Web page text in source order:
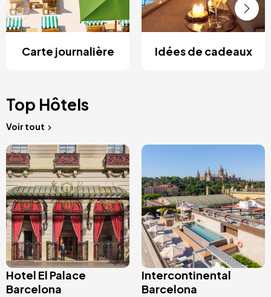
Carte journalière Idées de cadeaux
Top Hôtels
Voir tout
Image
Hotel El Palace
Barcelona
Intercontinental
Barcelona